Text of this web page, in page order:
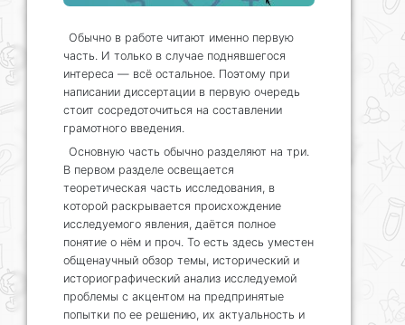
Обычно в работе читают именно первую
часть. И только в случае поднявшегося
интереса — всё остальное. Поэтому при
написании диссертации в первую очередь
стоит сосредоточиться на составлении
грамотного введения.
Основную часть обычно разделяют на три.
В первом разделе освещается
теоретическая часть исследования, в
которой раскрывается происхождение
исследуемого явления, даётся полное
понятие о нём и проч. То есть здесь уместен
общенаучный обзор темы, исторический и
историографический анализ исследуемой
проблемы с акцентом на предпринятые
попытки по ее решению, их актуальность и